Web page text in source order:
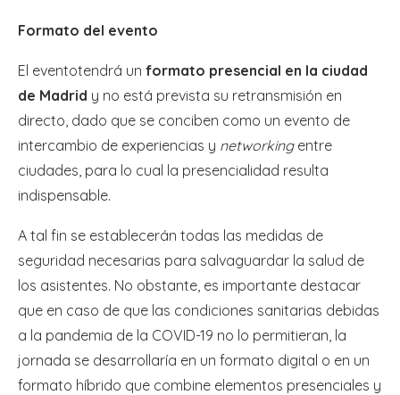
Formato del evento
El eventotendrá un formato presencial en la ciudad
de Madrid y no está prevista su retransmisión en
directo, dado que se conciben como un evento de
intercambio de experiencias y networkingentre
ciudades, para lo cual la presencialidad resulta
indispensable.
A tal fin se establecerán todas las medidas de
seguridad necesarias para salvaguardar la salud de
los asistentes. No obstante, es importante destacar
que en caso de que las condiciones sanitarias debidas
a la pandemia de la COVID-19 no lo permitieran, la
jornada se desarrollaría en un formato digital o en un
formato híbrido que combine elementos presenciales y